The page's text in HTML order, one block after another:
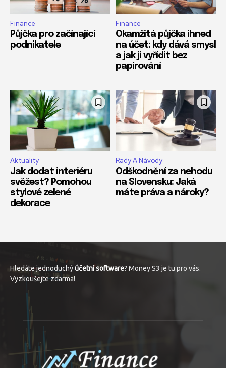
Finance
Půjčka pro začínající
podnikatele
Finance
Okamžitá půjčka ihned
na účet: kdy dává smysl
a jak ji vyřídit bez
papírování
Aktuality
Jak dodat interiéru
svěžest? Pomohou
stylové zelené
dekorace
Rady A Návody
Odškodnění za nehodu
na Slovensku: Jaká
máte práva a nároky?
Hledáte jednoduchýúčetní software? Money S3 je tu pro vás.
Vyzkoušejte zdarma!